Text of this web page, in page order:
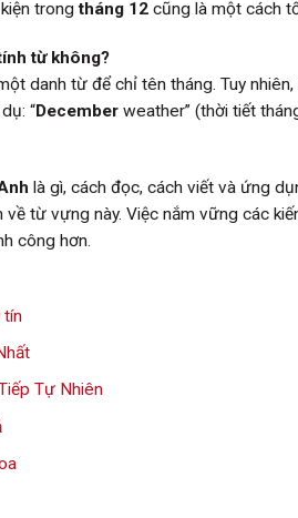
kiện trongtháng 12 cũng là một cách
từ không?
danh từ để chỉ tên tháng. Tuy
“December weather” (thời tiết
là gì, cách đọc, cách viết và ứng
từ vựng này. Việc nắm vững các
công hơn.
tín
Tự Nhiên